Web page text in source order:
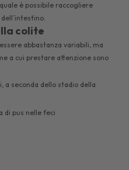
è possibile raccogliere
colite
abbastanza variabili, ma
a cui prestare attenzione sono
a seconda dello stadio della
di pus nelle feci